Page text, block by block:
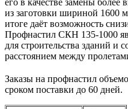
из заготовки шириной 1600
итоге даёт возможность
Профнастил СКН 135-1000
для строительства зданий и
расстоянием между
Заказы на профнастил
сроком поставки до 60 дней.